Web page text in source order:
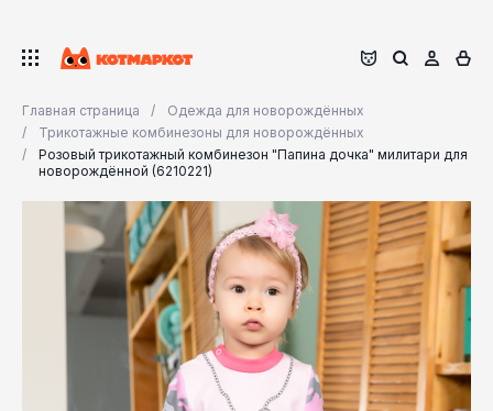
Главная страница
Одежда для новорождённых
Трикотажные комбинезоны для новорождённых
Розовый трикотажный комбинезон "Папина дочка" милитари для
новорождённой (6210221)